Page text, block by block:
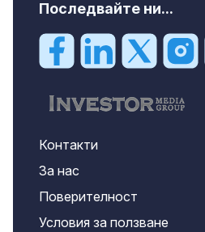
Последвайте ни...
Контакти
За нас
Поверителност
Условия за ползване